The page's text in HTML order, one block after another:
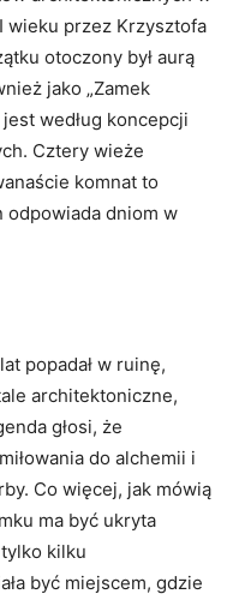
wieku przez Krzysztofa
otoczony był aurą
jako „Zamek
według koncepcji
Cztery wieże
komnat to
odpowiada dniom w
popadał w ruinę,
architektoniczne,
głosi, że
do alchemii i
Co więcej, jak mówią
ma być ukryta
kilku
być miejscem, gdzie